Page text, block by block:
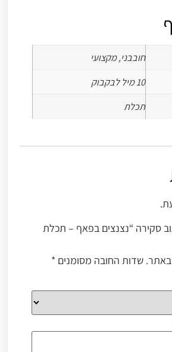
חובבני, מקצועי
10 מיל לבקבוק
תכלת
סקירה “נצנצים בפאף – תכלת
באתר. שדות החובה מסומנים *